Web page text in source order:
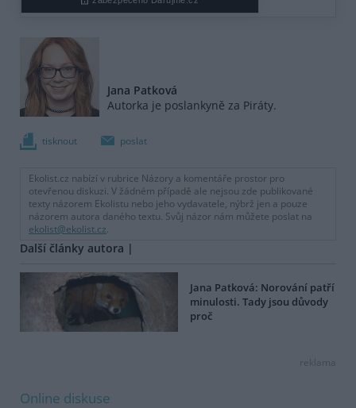
Jana Patková
Autorka je poslankyně za Piráty.
tisknout poslat
Ekolist.cz nabízí v rubrice Názory a komentáře prostor pro
otevřenou diskuzi. V žádném případě ale nejsou zde publikované
texty názorem Ekolistu nebo jeho vydavatele, nýbrž jen a pouze
názorem autora daného textu. Svůj názor nám můžete poslat na
ekolist@ekolist.cz.
Další články autora |
Jana Patková: Norování patří
minulosti. Tady jsou důvody
proč
reklama
Online diskuse